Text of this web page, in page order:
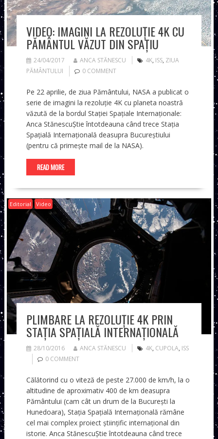
VIDEO: IMAGINI LA REZOLUȚIE 4K CU
PĂMÂNTUL VĂZUT DIN SPAȚIU
24/04/2017 ANCA STĂNESCU 4K, ISS, ZIUA
PĂMÂNTULUI
0 COMMENT
Pe 22 aprilie, de ziua Pământului, NASA a publicat o
serie de imagini la rezoluție 4K cu planeta noastră
văzută de la bordul Stației Spațiale Internaționale:
Anca StănescuȘtie întotdeauna când trece Stația
Spațială Internațională deasupra Bucureștiului
(pentru că primește mail de la NASA).
READ MORE
Editorial Video
PLIMBARE LA REZOLUȚIE 4K PRIN
STAȚIA SPAȚIALĂ INTERNAȚIONALĂ
28/10/2016 ANCA STĂNESCU 4K, CUPOLA, ISS
0 COMMENT
Călătorind cu o viteză de peste 27.000 de km/h, la o
altitudine de aproximativ 400 de km deasupra
Pământului (cam cât un drum de la București la
Hunedoara), Stația Spațială Internațională rămâne
cel mai complex proiect științific internațional din
istorie. Anca StănescuȘtie întotdeauna când trece